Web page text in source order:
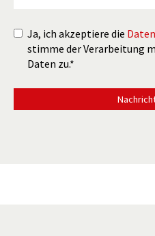
Ja, ich akzeptiere die
stimme der Verarbeitung
Daten zu.*